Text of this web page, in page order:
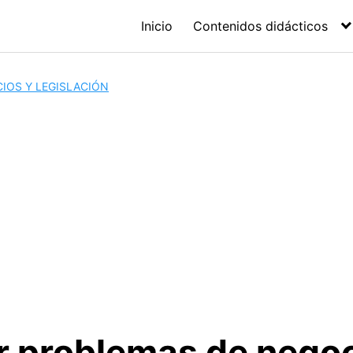
Inicio Contenidos didácticos
Y LEGISLACIÓN